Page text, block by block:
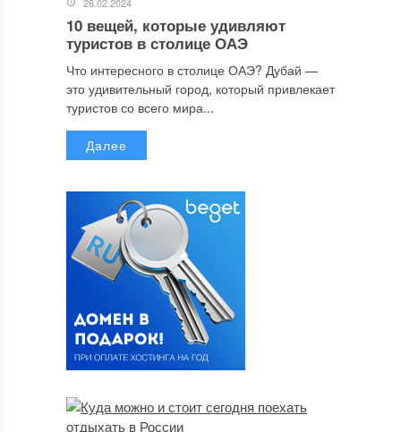
10 вещей, которые удивляют
туристов в столице ОАЭ
Что интересного в столице ОАЭ? Дубай —
это удивительный город, который привлекает
туристов со всего мира...
Далее